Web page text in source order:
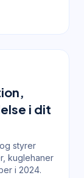
i dit
styrer
kuglehaner
i 2024.